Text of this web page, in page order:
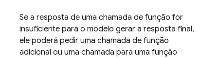
Se a resposta de uma chamada de função for
insuficiente para o modelo gerar a resposta final,
ele poderá pedir uma chamada de função
adicional ou uma chamada para uma função